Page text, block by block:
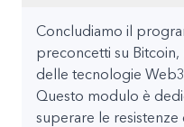
Concludiamo il
preconcetti su
delle tecnologie
Questo modulo è
superare le